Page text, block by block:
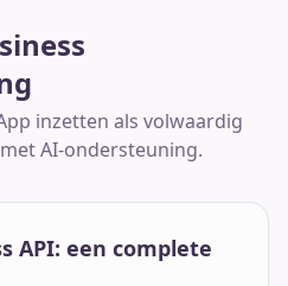
inzetten als volwaardig
AI-ondersteuning.
API: een complete